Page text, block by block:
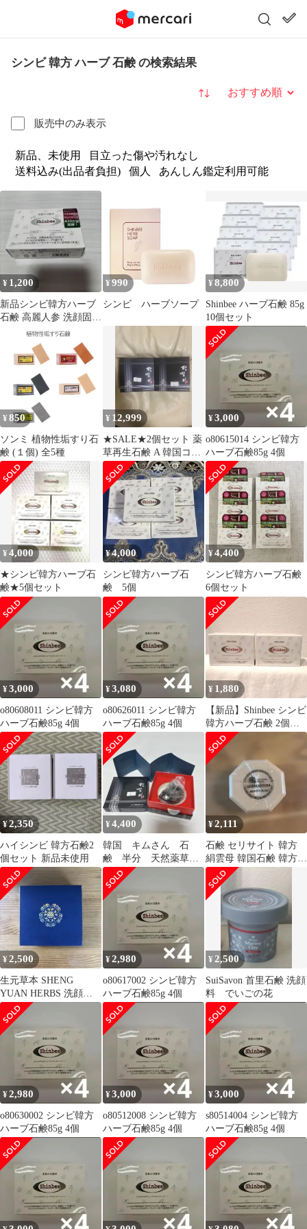
シンビ 韓方 ハーブ 石鹸 の検索結果
販売中のみ表示
並び替え
新品、未使用
目立った傷や汚れなし
送料込み(出品者負担)
個人 あんしん鑑定利用可能
¥ 1,200
新品シンビ韓方ハーブ
石鹸 高麗人参 洗顔固形
石鹸 臭い 乾燥 毛穴 肌
¥990
シンビ ハーブソープ
¥8,800
Shinbee ハーブ石鹸 85g
10個セット
¥ 850
ソンミ 植物性垢すり石
鹸 (１個) 全5種
¥ 12,999
★SALE★2個セット 薬
草再生石鹸 A 韓国コス
メ
¥3,000
o80615014 シンビ韓方
ハーブ石鹸85g 4個
¥4,000
★シンビ韓方ハーブ石
鹸★5個セット
¥4,000
シンビ韓方ハーブ石
鹸 5個
¥4,400
シンビ韓方ハーブ石鹸
6個セット
¥3,000
o80608011 シンビ韓方
ハーブ石鹸85g 4個
¥3,080
o80626011 シンビ韓方
ハーブ石鹸85g 4個
¥ 1,880
【新品】Shinbee シンビ
韓方ハーブ石鹸 2個セ
ット
¥2,350
ハイシンビ 韓方石鹸2
個セット 新品未使用
¥4,400
韓国 キムさん 石
鹸 半分 天然薬草再
生石鹸
¥2,111
石鹸 セリサイト 韓方
絹雲母 韓国石鹸 韓方石
鹸
¥2,500
生元草本 SHENG
YUAN HERBS 洗顔石
鹸
¥2,980
o80617002 シンビ韓方
ハーブ石鹸85g 4個
¥ 2,500
SuiSavon 首里石鹸 洗顔
料 でいごの花
¥2,980
o80630002 シンビ韓方
ハーブ石鹸85g 4個
¥3,000
o80512008 シンビ韓方
ハーブ石鹸85g 4個
¥3,000
s80514004 シンビ韓方
ハーブ石鹸85g 4個